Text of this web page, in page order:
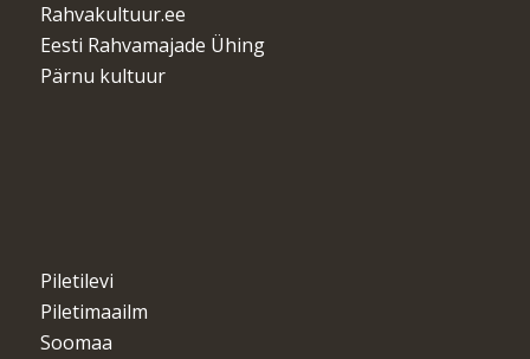
Rahvakultuur.ee
Eesti Rahvamajade Ühing
Pärnu kultuur
Piletilevi
Piletimaailm
Soomaa